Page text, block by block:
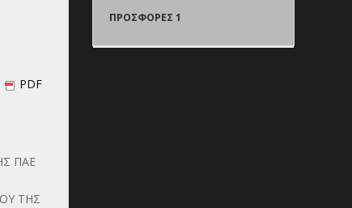
PDF
ΠΑΕ
ΤΗΣ
ΠΡΟΣΦΟΡΕΣ 1